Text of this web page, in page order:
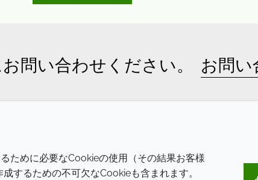
問い合わせください。 お問い
利用規約
ために必要なCookieの使用（その結果お客様
するための不可欠なCookieも含まれます。